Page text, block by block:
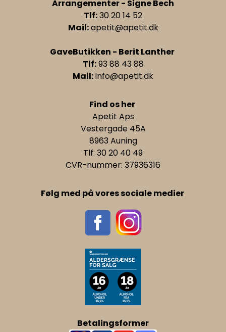
Arrangementer - Signe Bech
Tlf:30 20 14 52
Mail:apetit@apetit.dk
GaveButikken - Berit Lanther
Tlf:93 88 43 88
Mail:info@apetit.dk
Find os her
Apetit Aps
Vestergade 45A
8963 Auning
Tlf: 30 20 40 49
CVR-nummer: 37936316
Følg med på vores sociale medier
Betalingsformer